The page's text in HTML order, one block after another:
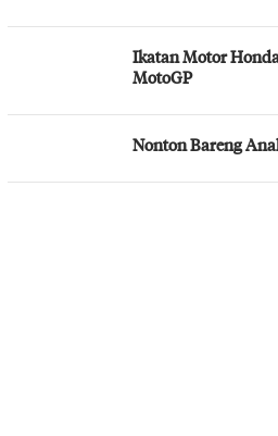
Ikatan Motor
MotoGP
Nonton Bareng